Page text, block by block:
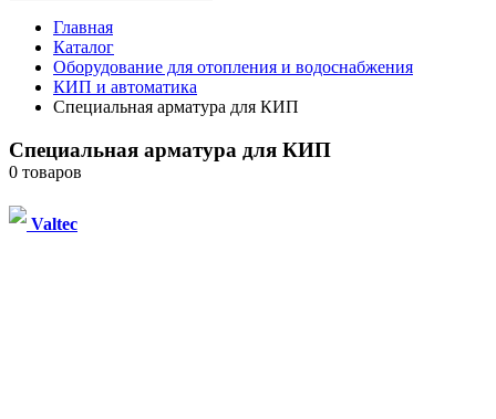
Главная
Каталог
Оборудование для отопления и водоснабжения
КИП и автоматика
Специальная арматура для КИП
Специальная арматура для КИП
0 товаров
Valtec